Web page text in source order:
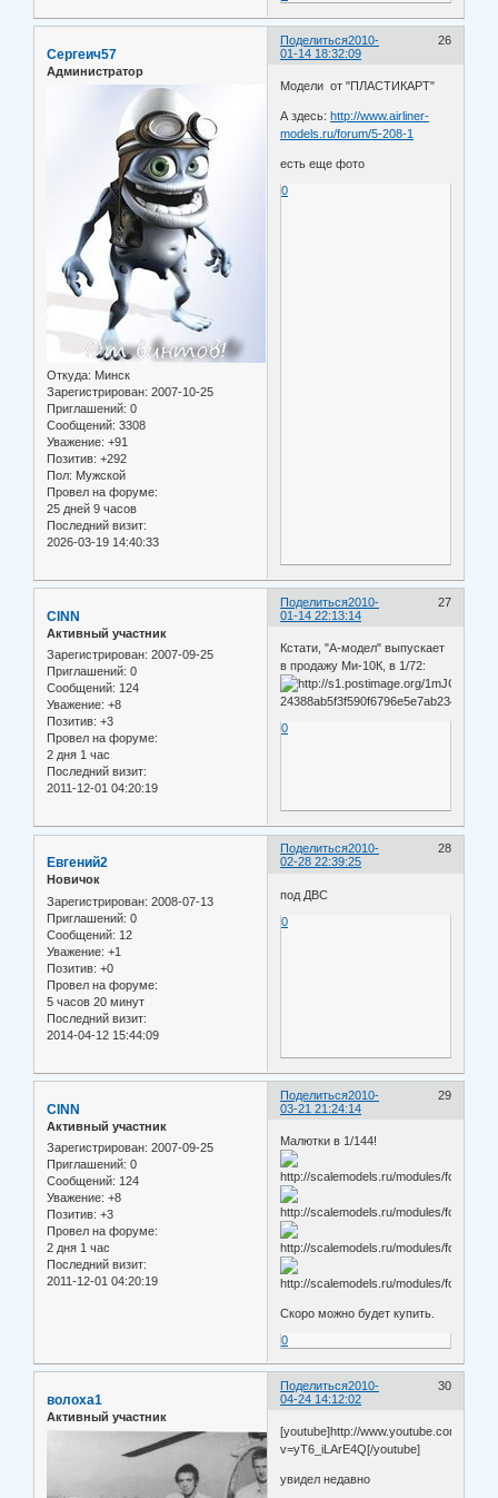
Поделиться 26
2010-
01-14 18:32:09
Сергеич57
Администратор
Откуда: Минск
Зарегистрирован: 2007-10-25
Приглашений: 0
Сообщений: 3308
Уважение: +91
Позитив: +292
Пол: Мужской
Провел на форуме:
25 дней 9 часов
Последний визит:
2026-03-19 14:40:33
Модели от "ПЛАСТИКАРТ"
А здесь: http://www.airliner-
models.ru/forum/5-208-1
есть еще фото
0
Поделиться 27
2010-
01-14 22:13:14
CINN
Активный участник
Зарегистрирован: 2007-09-25
Приглашений: 0
Сообщений: 124
Уважение: +8
Позитив: +3
Провел на форуме:
2 дня 1 час
Последний визит:
2011-12-01 04:20:19
Кстати, "А-модел" выпускает
в продажу Ми-10К, в 1/72:
0
Поделиться 28
2010-
02-28 22:39:25
Евгений2
Новичок
Зарегистрирован: 2008-07-13
Приглашений: 0
Сообщений: 12
Уважение: +1
Позитив: +0
Провел на форуме:
5 часов 20 минут
Последний визит:
2014-04-12 15:44:09
под ДВС
0
Поделиться 29
2010-
03-21 21:24:14
CINN
Активный участник
Зарегистрирован: 2007-09-25
Приглашений: 0
Сообщений: 124
Уважение: +8
Позитив: +3
Провел на форуме:
2 дня 1 час
Последний визит:
2011-12-01 04:20:19
Малютки в 1/144!
Скоро можно будет купить.
0
Поделиться 30
2010-
04-24 14:12:02
волоха1
Активный участник
[youtube]http://www.youtube.com/
v=yT6_iLArE4Q[/youtube]
увидел недавно